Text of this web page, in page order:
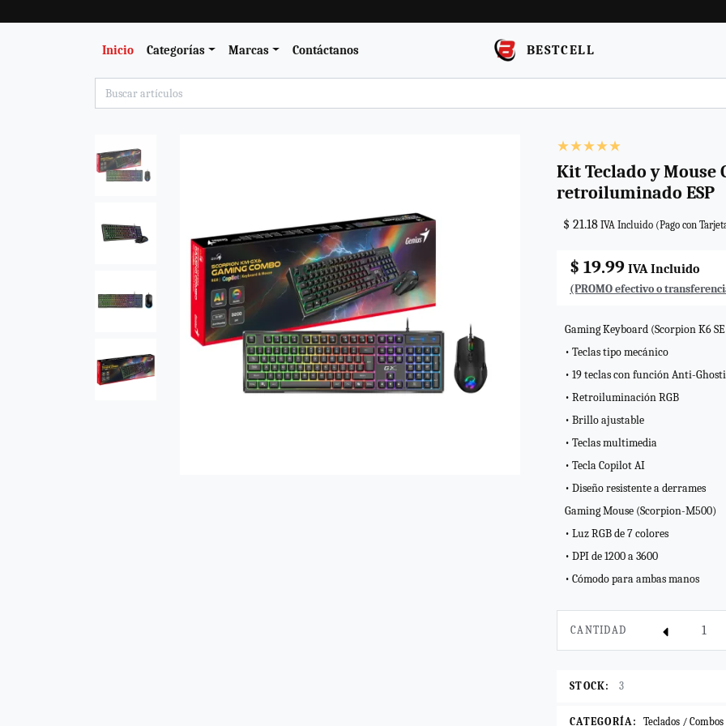
BESTCELL
Inicio Categorías Marcas Contáctanos
Kit Teclado y Mouse
retroiluminado ESP
$ 21.18 IVA Incluido (Pago con
$ 19.99 IVA Incluido
(PROMO efectivo o
Gaming Keyboard (Scorpion K6
• Teclas tipo mecánico
• 19 teclas con función Anti-
• Retroiluminación RGB
• Brillo ajustable
• Teclas multimedia
• Tecla Copilot AI
• Diseño resistente a derrames
Gaming Mouse (Scorpion-M500)
• Luz RGB de 7 colores
• DPI de 1200 a 3600
• Cómodo para ambas manos
CANTIDAD
STOCK: 3
CATEGORÍA: Teclados / Combos